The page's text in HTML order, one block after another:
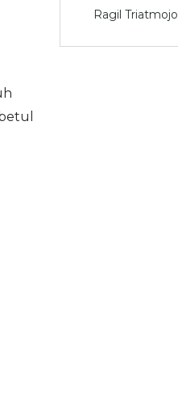
Ragil Triatmojo